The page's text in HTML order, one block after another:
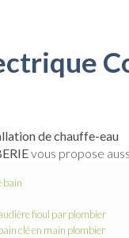
de chauffe-eau
vous propose
bain
fioul par plombier
clé en main plombier